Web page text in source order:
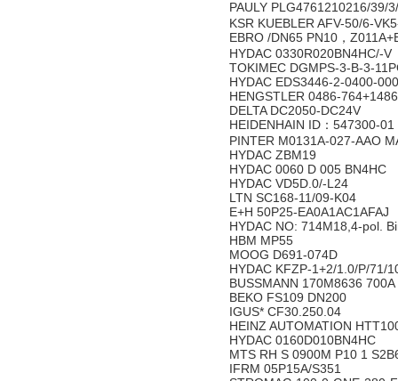
PAULY PLG4761210216/
KSR KUEBLER AFV-50/6-
EBRO /DN65 PN10，
HYDAC 0330R020BN4HC/-V
TOKIMEC DGMPS-3-B-3-
HYDAC EDS3446-2-0400-
HENGSTLER 0486-
DELTA DC2050-DC24V
HEIDENHAIN ID：547300-01
PINTER M0131A-027-AAO
HYDAC ZBM19
HYDAC 0060 D 005 BN4HC
HYDAC VD5D.0/-L24
LTN SC168-11/09-K04
E+H 50P25-EA0A1AC1AFAJ
HYDAC NO: 714M18,4-pol.
HBM MP55
MOOG D691-074D
HYDAC KFZP-1+2/1.0/P/71/
BUSSMANN 170M8636 700A
BEKO FS109 DN200
IGUS* CF30.250.04
HEINZ AUTOMATION
HYDAC 0160D010BN4HC
MTS RH S 0900M P10 1
IFRM 05P15A/S351